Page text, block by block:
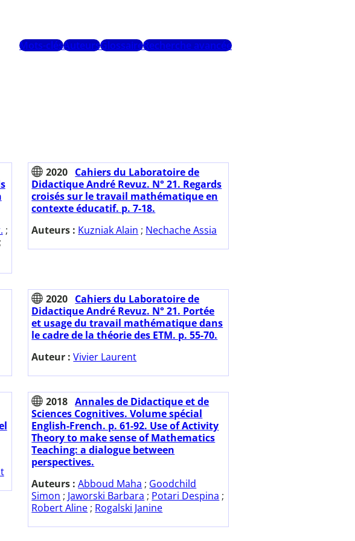
Mots-clésAuteursGlossaireRecherche avancée
;
;
2020 Cahiers du Laboratoire de
Didactique André Revuz. N° 21. Regards
croisés sur le travail mathématique en
contexte éducatif. p. 7-18.
Auteurs : Kuzniak Alain ; Nechache Assia
2020 Cahiers du Laboratoire de
Didactique André Revuz. N° 21. Portée
et usage du travail mathématique dans
le cadre de la théorie des ETM. p. 55-70.
Auteur :Vivier Laurent
2018 Annales de Didactique et de
Sciences Cognitives. Volume spécial
English-French. p. 61-92. Use of Activity
Theory to make sense of Mathematics
Teaching: a dialogue between
perspectives.
Auteurs :Abboud Maha ; Goodchild
Simon ; Jaworski Barbara ; Potari Despina ;
Robert Aline ; Rogalski Janine